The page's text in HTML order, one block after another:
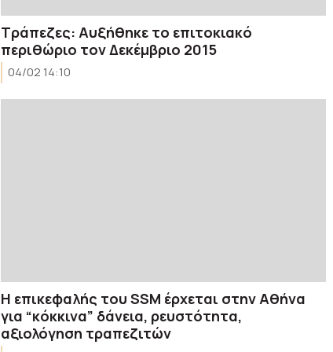
Τράπεζες: Αυξήθηκε το επιτοκιακό
περιθώριο τον Δεκέμβριο 2015
04/02 14:10
Η επικεφαλής του SSM έρχεται στην Αθήνα
για “κόκκινα” δάνεια, ρευστότητα,
αξιολόγηση τραπεζιτών